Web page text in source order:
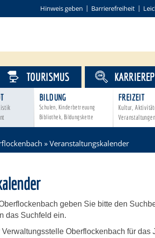
Hinweis geben Barrierefreiheit
BILDUNG
Schulen, Kinderbetreuung
Bibliothek, Bildungskette
FREIZEIT
Kultur,
Veranstaltungen
TOURISMUS
» Veranstaltungskalender
geben Sie bitte den
das Suchfeld ein.
Verwaltungsstelle Oberflockenbach für das